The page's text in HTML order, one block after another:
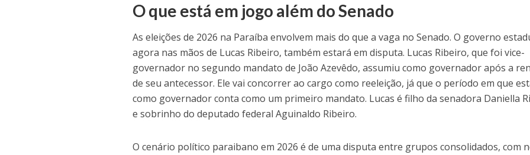
O que está em jogo além do Senado
As eleições de 2026 na Paraíba envolvem mais do que a vaga no Senado. O governo
agora nas mãos de Lucas Ribeiro, também estará em disputa. Lucas Ribeiro, que foi vice-
governador no segundo mandato de João Azevêdo, assumiu como governador após a
de seu antecessor. Ele vai concorrer ao cargo como reeleição, já que o período em que
como governador conta como um primeiro mandato. Lucas é filho da senadora Daniella
e sobrinho do deputado federal Aguinaldo Ribeiro.
O cenário político paraibano em 2026 é de uma disputa entre grupos consolidados, com